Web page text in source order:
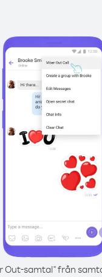
Out-samtal" från